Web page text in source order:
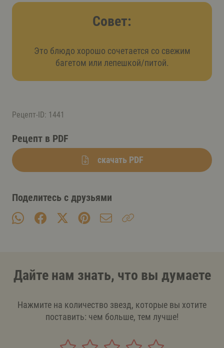
Совет:
Это блюдо хорошо сочетается со свежим
багетом или лепешкой/питой.
Рецепт-ID: 1441
Рецепт в PDF
скачать PDF
Поделитесь с друзьями
Дайте нам знать, что вы думаете
Нажмите на количество звезд, которые вы хотите
поставить: чем больше, тем лучше!